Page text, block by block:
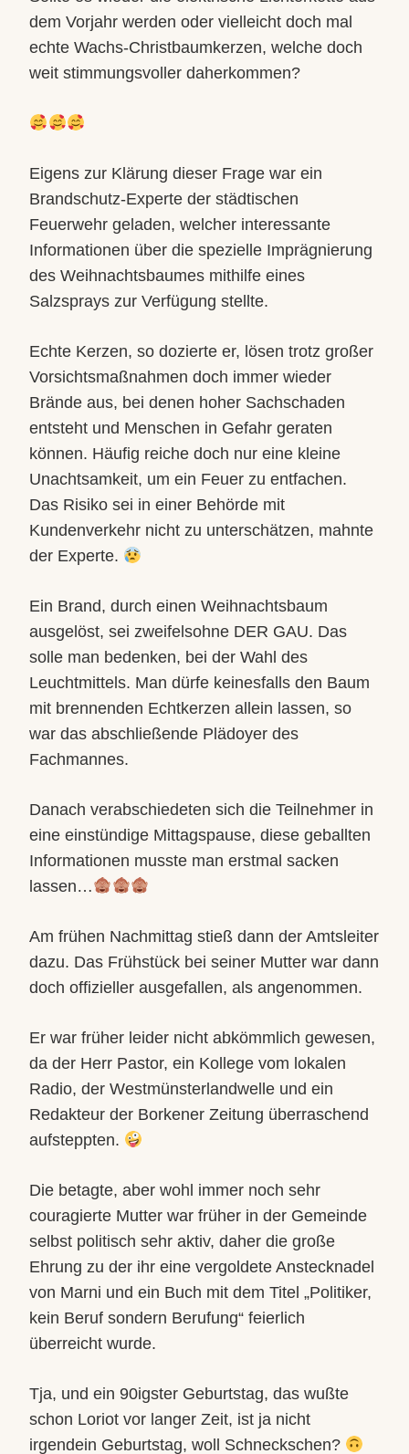
dem Vorjahr werden oder vielleicht doch mal
echte Wachs-Christbaumkerzen, welche doch
weit stimmungsvoller daherkommen?
Eigens zur Klärung dieser Frage war ein
Brandschutz-Experte der städtischen
Feuerwehr geladen, welcher interessante
Informationen über die spezielle Imprägnierung
des Weihnachtsbaumes mithilfe eines
Salzsprays zur Verfügung stellte.
Echte Kerzen, so dozierte er, lösen trotz großer
Vorsichtsmaßnahmen doch immer wieder
Brände aus, bei denen hoher Sachschaden
entsteht und Menschen in Gefahr geraten
können. Häufig reiche doch nur eine kleine
Unachtsamkeit, um ein Feuer zu entfachen.
Das Risiko sei in einer Behörde mit
Kundenverkehr nicht zu unterschätzen, mahnte
der Experte.
Ein Brand, durch einen Weihnachtsbaum
ausgelöst, sei zweifelsohne DER GAU. Das
solle man bedenken, bei der Wahl des
Leuchtmittels. Man dürfe keinesfalls den Baum
mit brennenden Echtkerzen allein lassen, so
war das abschließende Plädoyer des
Fachmannes.
Danach verabschiedeten sich die Teilnehmer in
eine einstündige Mittagspause, diese geballten
Informationen musste man erstmal sacken
lassen…
Am frühen Nachmittag stieß dann der Amtsleiter
dazu. Das Frühstück bei seiner Mutter war dann
doch offizieller ausgefallen, als angenommen.
Er war früher leider nicht abkömmlich gewesen,
da der Herr Pastor, ein Kollege vom lokalen
Radio, der Westmünsterlandwelle und ein
Redakteur der Borkener Zeitung überraschend
aufsteppten.
Die betagte, aber wohl immer noch sehr
couragierte Mutter war früher in der Gemeinde
selbst politisch sehr aktiv, daher die große
Ehrung zu der ihr eine vergoldete Anstecknadel
von Marni und ein Buch mit dem Titel „Politiker,
kein Beruf sondern Berufung“ feierlich
überreicht wurde.
Tja, und ein 90igster Geburtstag, das wußte
schon Loriot vor langer Zeit, ist ja nicht
irgendein Geburtstag, woll Schneckschen?